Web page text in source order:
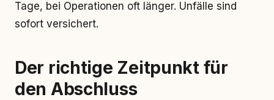
Tage, bei Operationen oft länger. Unfälle sind
sofort versichert.
Der richtige Zeitpunkt für
den Abschluss